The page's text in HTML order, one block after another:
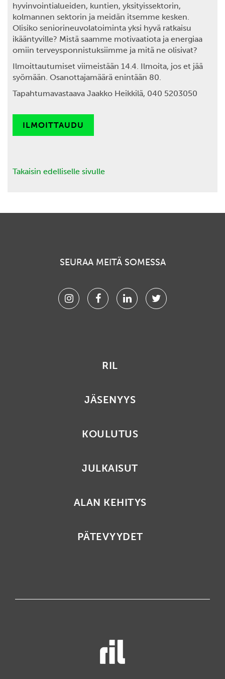
hyvinvointialueiden, kuntien, yksityissektorin,
kolmannen sektorin ja meidän itsemme kesken.
Olisiko seniorineuvolatoiminta yksi hyvä ratkaisu
ikääntyville? Mistä saamme motivaatiota ja energiaa
omiin terveysponnistuksiimme ja mitä ne olisivat?
Ilmoittautumiset viimeistään 14.4. Ilmoita, jos et jää
syömään. Osanottajamäärä enintään 80.
Tapahtumavastaava Jaakko Heikkilä, 040 5203050
ILMOITTAUDU
Takaisin edelliselle sivulle
SEURAA MEITÄ SOMESSA
InstagramFacebookLinkedinTwitter
RIL
JÄSENYYS
KOULUTUS
JULKAISUT
ALAN KEHITYS
PÄTEVYYDET